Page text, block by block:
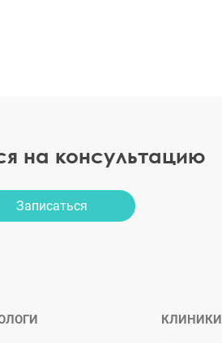
на консультацию
Записаться
КЛИНИКИ